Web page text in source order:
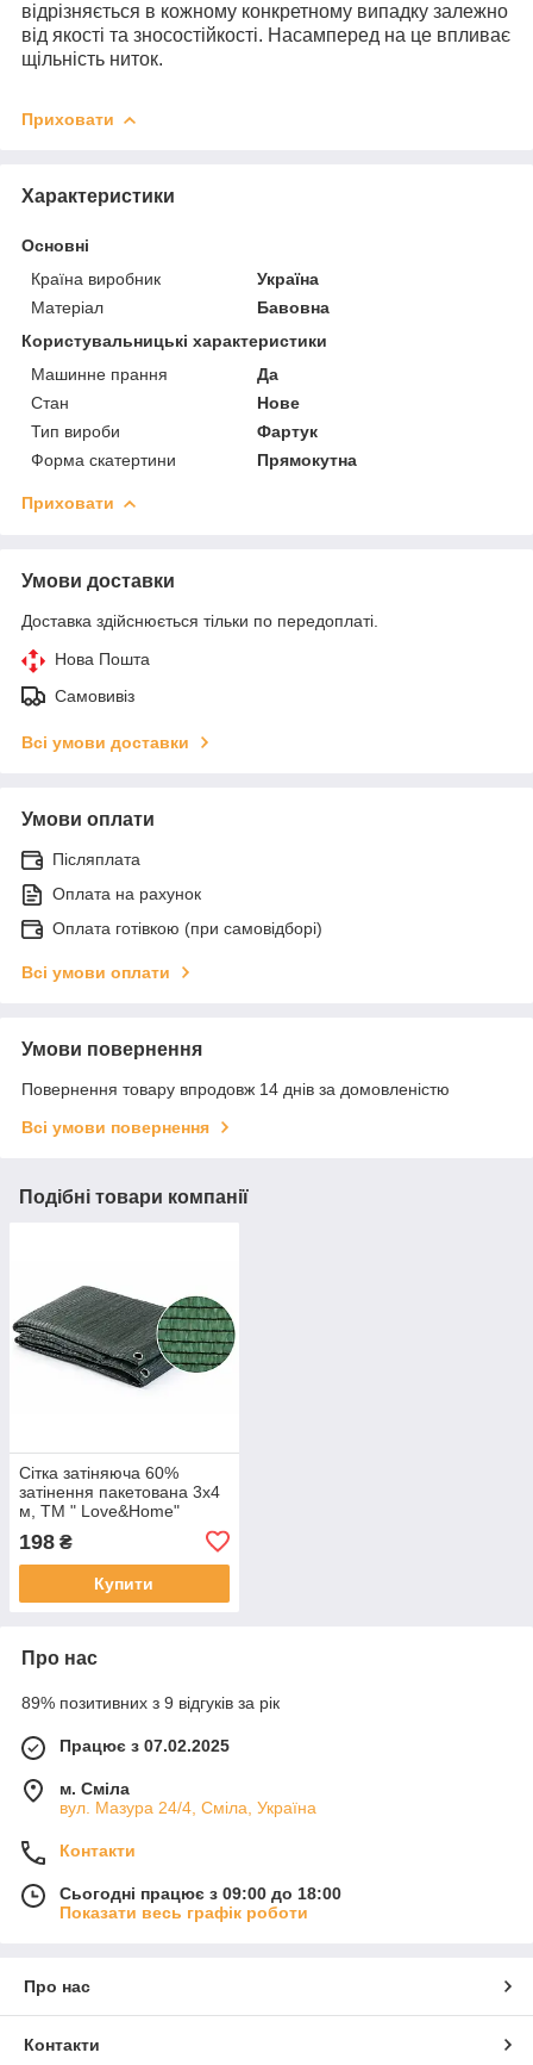
відрізняється в кожному конкретному випадку залежно
від якості та зносостійкості. Насамперед на це впливає
щільність ниток.
Приховати
Характеристики
Основні
Країна виробник
Україна
Матеріал
Бавовна
Користувальницькі характеристики
Машинне прання
Да
Стан
Нове
Тип вироби
Фартук
Форма скатертини
Прямокутна
Приховати
Умови доставки
Доставка здійснюється тільки по передоплаті.
Нова Пошта
Самовивіз
Всі умови доставки
Умови оплати
Післяплата
Оплата на рахунок
Оплата готівкою (при самовідборі)
Всі умови оплати
Умови повернення
Повернення товару впродовж 14 днів за домовленістю
Всі умови повернення
Подібні товари компанії
Сітка затіняюча 60%
затінення пакетована 3х4
м, ТМ " Love&Home"
198 ₴
Купити
Про нас
89% позитивних з 9 відгуків за рік
Працює з 07.02.2025
м. Сміла
вул. Мазура 24/4, Сміла, Україна
Контакти
Сьогодні працює з 09:00 до 18:00
Показати весь графік роботи
Про нас
Контакти